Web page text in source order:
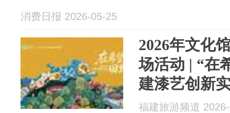
消费日报 2026-05-25
2026年文化
场活动 | “
建漆艺创新
相
福建旅游频道